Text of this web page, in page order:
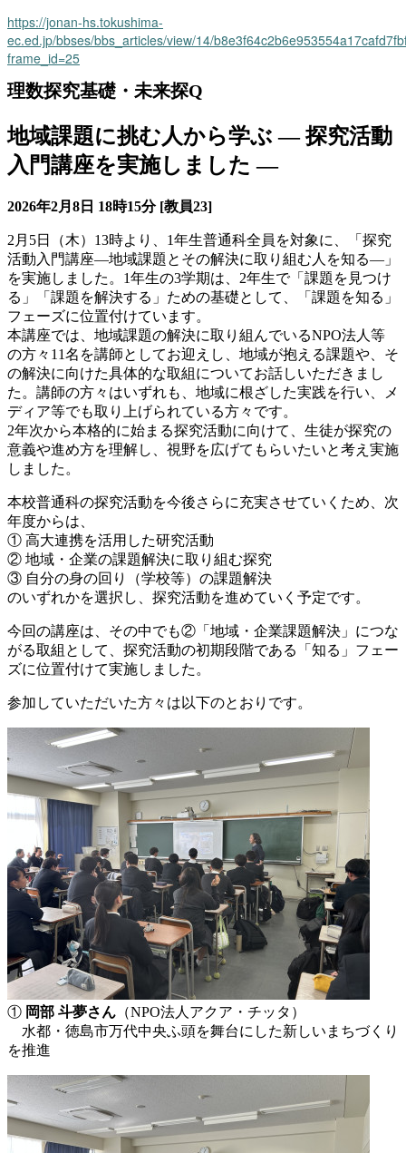
https://jonan-hs.tokushima-
ec.ed.jp/bbses/bbs_articles/view/14/
frame_id=25
理数探究基礎・未来探Q
地域課題に挑む人から学ぶ ― 探究活動
入門講座を実施しました ―
2026年2月8日 18時15分 [教員23]
2月5日（木）13時より、1年生普通科全員を対象に、「探究
活動入門講座―地域課題とその解決に取り組む人を知る―」
を実施しました。1年生の3学期は、2年生で「課題を見つけ
る」「課題を解決する」ための基礎として、「課題を知る」
フェーズに位置付けています。
本講座では、地域課題の解決に取り組んでいるNPO法人等
の方々11名を講師としてお迎えし、地域が抱える課題や、そ
の解決に向けた具体的な取組についてお話しいただきまし
た。講師の方々はいずれも、地域に根ざした実践を行い、メ
ディア等でも取り上げられている方々です。
2年次から本格的に始まる探究活動に向けて、生徒が探究の
意義や進め方を理解し、視野を広げてもらいたいと考え実施
しました。
本校普通科の探究活動を今後さらに充実させていくため、次
年度からは、
① 高大連携を活用した研究活動
② 地域・企業の課題解決に取り組む探究
③ 自分の身の回り（学校等）の課題解決
のいずれかを選択し、探究活動を進めていく予定です。
今回の講座は、その中でも②「地域・企業課題解決」につな
がる取組として、探究活動の初期段階である「知る」フェー
ズに位置付けて実施しました。
参加していただいた方々は以下のとおりです。
① 岡部 斗夢さん （NPO法人アクア・チッタ）
水都・徳島市万代中央ふ頭を舞台にした新しいまちづくり
を推進